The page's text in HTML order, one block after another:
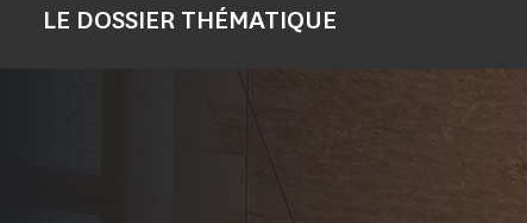
LE DOSSIER THÉMATIQUE